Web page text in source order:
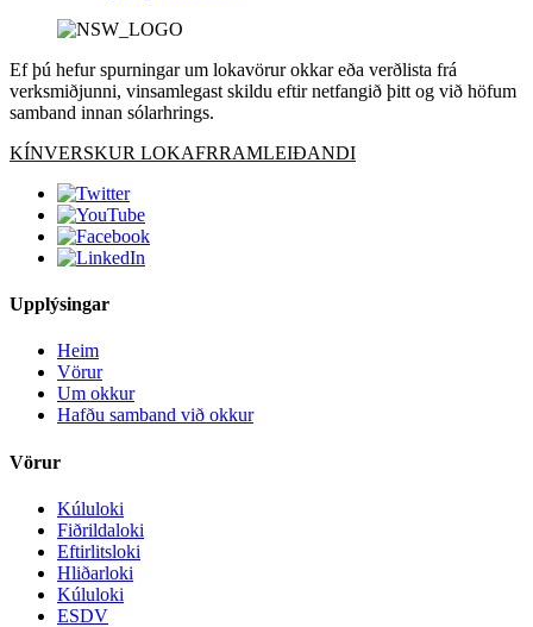
Ef þú hefur spurningar um lokavörur okkar eða verðlista frá
verksmiðjunni, vinsamlegast skildu eftir netfangið þitt og við höfum
samband innan sólarhrings.
KÍNVERSKUR LOKAFRRAMLEIÐANDI
Upplýsingar
Heim
Vörur
Um okkur
Hafðu samband við okkur
Vörur
Kúluloki
Fiðrildaloki
Eftirlitsloki
Hliðarloki
Kúluloki
ESDV